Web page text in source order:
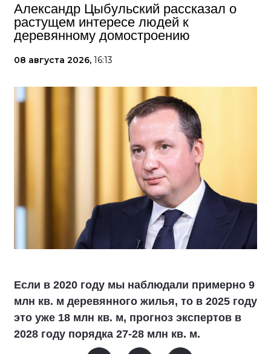
Александр Цыбульский рассказал о
растущем интересе людей к
деревянному домостроению
08 августа 2026, 16:13
Если в 2020 году мы наблюдали примерно 9
млн кв. м деревянного жилья, то в 2025 году
это уже 18 млн кв. м, прогноз экспертов в
2028 году порядка 27-28 млн кв. м.